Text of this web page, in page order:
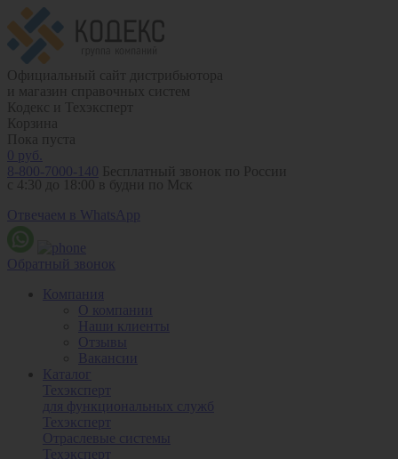
Официальный сайт дистрибьютора
и магазин справочных систем
Кодекс и Техэксперт
Корзина
Пока пуста
0 руб.
8-800-7000-140 Бесплатный звонок по России
с 4:30 до 18:00 в будни по Мск
Отвечаем в WhatsApp
Обратный звонок
Компания
О компании
Наши клиенты
Отзывы
Вакансии
Каталог
Техэксперт
для функциональных служб
Техэксперт
Отраслевые системы
Техэксперт